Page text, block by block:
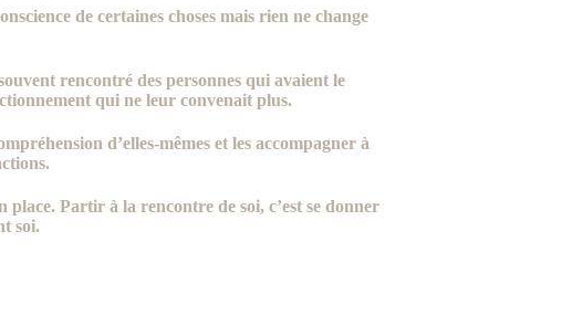
de certaines choses mais rien ne change
rencontré des personnes qui avaient le
qui ne leur convenait plus.
d’elles-mêmes et les accompagner à
place. Partir à la rencontre de soi, c’est se donner
soi.